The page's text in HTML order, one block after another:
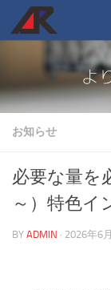
コンテンツへス
お知らせ
必要な量を
～）特色イ
BY ADMIN · 2026年6